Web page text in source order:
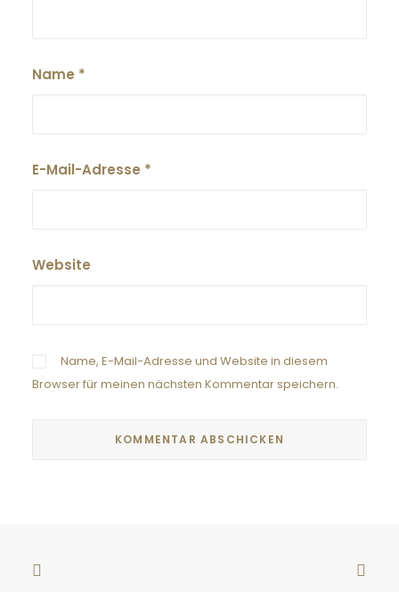
Name *
E-Mail-Adresse *
Website
Name, E-Mail-Adresse und Website in diesem
Browser für meinen nächsten Kommentar speichern.